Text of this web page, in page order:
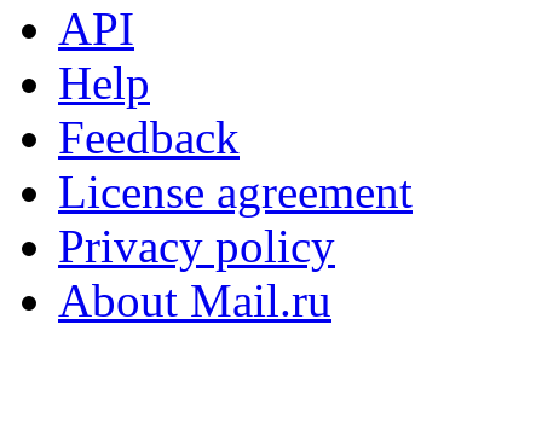
API
Help
Feedback
License agreement
Privacy policy
About Mail.ru